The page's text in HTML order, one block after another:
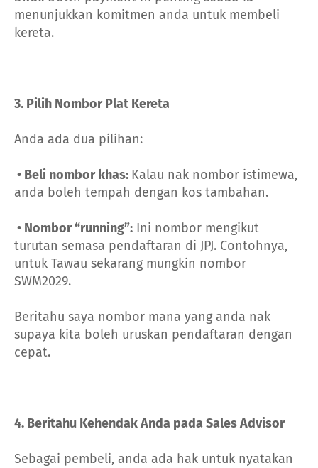
menunjukkan komitmen anda untuk membeli
kereta.
3. Pilih Nombor Plat Kereta
Anda ada dua pilihan:
• Beli nombor khas: Kalau nak nombor istimewa,
anda boleh tempah dengan kos tambahan.
• Nombor “running”: Ini nombor mengikut
turutan semasa pendaftaran di JPJ. Contohnya,
untuk Tawau sekarang mungkin nombor
SWM2029.
Beritahu saya nombor mana yang anda nak
supaya kita boleh uruskan pendaftaran dengan
cepat.
4. Beritahu Kehendak Anda pada Sales Advisor
Sebagai pembeli, anda ada hak untuk nyatakan